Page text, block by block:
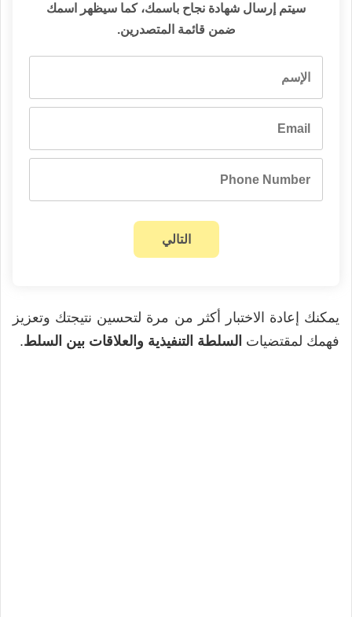
سيتم إرسال شهادة نجاح باسمك، كما سيظهر اسمك
ضمن قائمة المتصدرين.
يمكنك إعادة الاختبار أكثر من مرة لتحسين نتيجتك وتعزيز
فهمك لمقتضيات السلطة التنفيذية والعلاقات بين السلط.